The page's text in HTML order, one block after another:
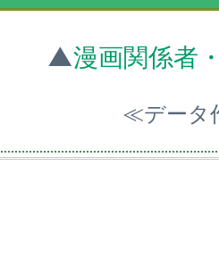
▲漫画関係者
≪データ